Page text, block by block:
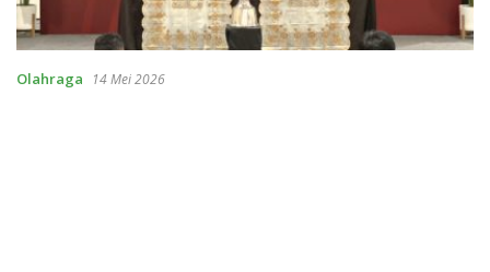
Olahraga 14 Mei 2026